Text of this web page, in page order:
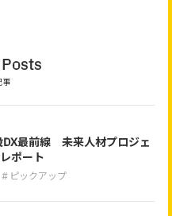
事
DX最前線 未来人材プロジェ
ポート
ピックアップ